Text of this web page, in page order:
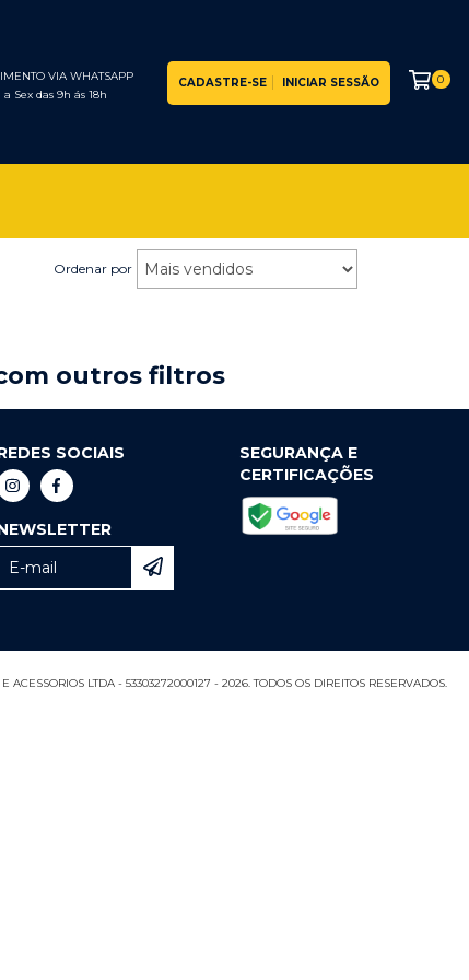
CADASTRE-SE INICIAR SESSÃO 0
VIA WHATSAPP
a Sex das 9h ás 18h
Ordenar por
outros filtros
SOCIAIS
SEGURANÇA E
CERTIFICAÇÕES
ACESSORIOS LTDA - 53303272000127 - 2026. TODOS OS DIREITOS RESERVADOS.